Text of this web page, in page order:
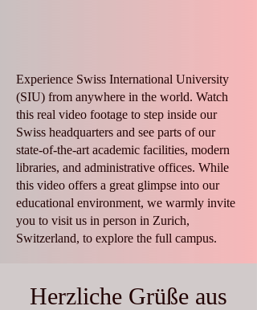
Experience Swiss International University
(SIU) from anywhere in the world. Watch
this real video footage to step inside our
Swiss headquarters and see parts of our
state-of-the-art academic facilities, modern
libraries, and administrative offices. While
this video offers a great glimpse into our
educational environment, we warmly invite
you to visit us in person in Zurich,
Switzerland, to explore the full campus.
Herzliche Grüße aus